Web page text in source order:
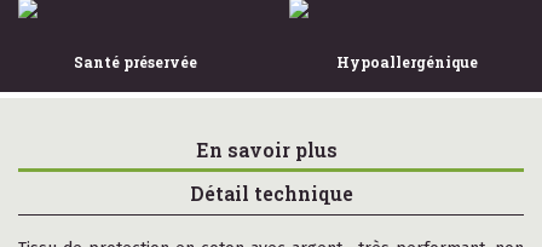
Santé préservée Hypoallergénique
En savoir plus
Détail technique